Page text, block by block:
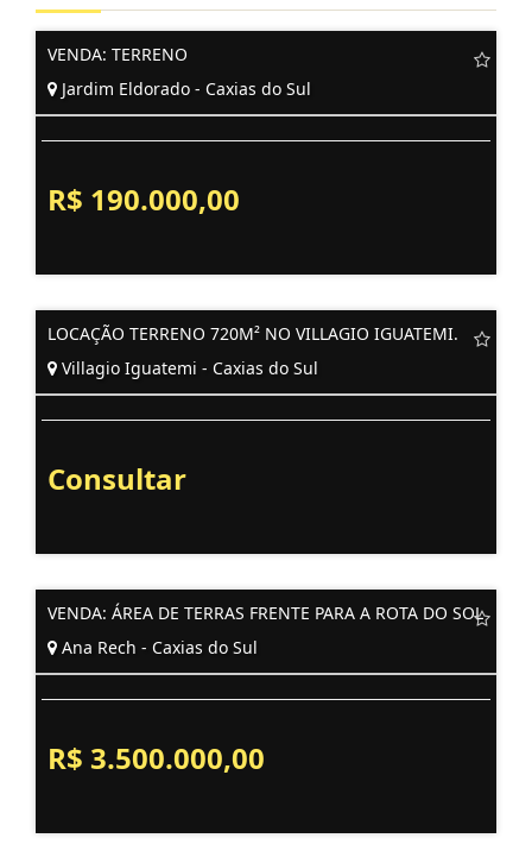
VENDA: TERRENO
Jardim Eldorado - Caxias do Sul
R$ 190.000,00
LOCAÇÃO TERRENO 720M² NO VILLAGIO IGUATEMI.
Villagio Iguatemi - Caxias do Sul
Consultar
VENDA: ÁREA DE TERRAS FRENTE PARA A ROTA DO SOL
Ana Rech - Caxias do Sul
R$ 3.500.000,00